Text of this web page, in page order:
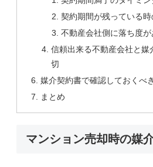
契約期間が残っている時
不動産会社側に落ち度
信頼出来る不動産会社と媒
切
媒介契約書で確認しておくべ
まとめ
マンション売却時の媒